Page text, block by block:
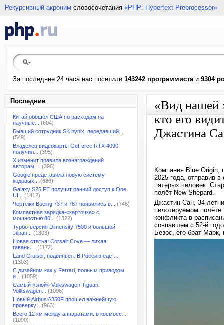
Рекурсивный акроним словосочетания «PHP: Hypertext Preprocessor»
За последние 24 часа нас посетили 143242 программистаи 9304
Последние
Китай обошёл США по расходам на
научные...
(604)
Бывший сотрудник SK hynix, передавший...
(549)
Владелец видеокарты GeForce RTX 4090
получил...
(395)
X изменит правила вознаграждений
авторам,...
(396)
Google представила новую систему
кодовых...
(686)
Galaxy S25 FE получит ранний доступ к One
UI...
(1412)
Чертежи Boeing 737 и 787 появились в...
(746)
Компактная зарядка-«карточка» с
мощностью 80...
(1322)
Турбо-версия Dimensity 7500 и большой
экран...
(1303)
Новая статья: Corsair Cove — лихая
гавань....
(1172)
Land Cruiser, подвинься. В Россию едет...
(1303)
С дизайном как у Ferrari, полным приводом
и...
(1059)
Самый «злой» Volkswagen Tiguan:
Volkswagen...
(1096)
Новый Airbus A350F прошел важнейшую
проверку...
(963)
Всего 12 км между аппаратами: в космосе...
(1090)
«Вид нашей
кто его
Джастина
Компания Blue
2025 года, отправив
пятерых человек.
полёт New Shepard.
Джастин Сан, 34-
пилотируемом
конфликта в
совпавшем с 52-й
Безос, его брат